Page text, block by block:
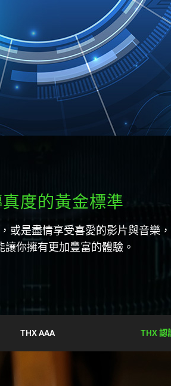
度的黃金標準
或是盡情享受喜愛的影片與音樂
讓你擁有更加豐富的體驗。
THX AAA THX 認